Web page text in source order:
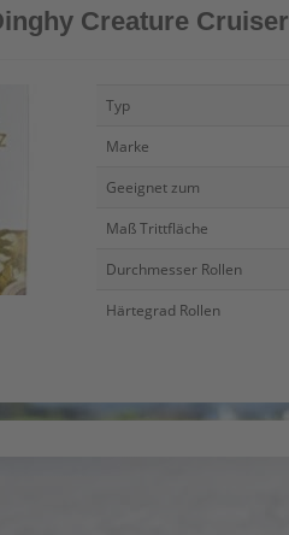
Creature Cruiser
Typ
Marke
Geeignet zum
Maß Trittfläche
Durchmesser Rollen
Härtegrad Rollen